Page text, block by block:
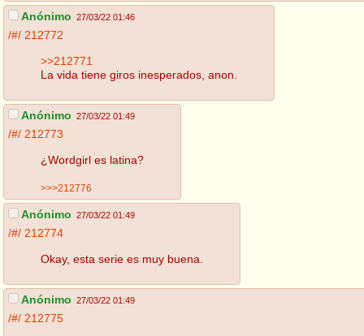
Anónimo 27/03/22 01:46
/#/ 212772
>>212771
La vida tiene giros inesperados, anon.
Anónimo 27/03/22 01:49
/#/ 212773
¿Wordgirl es latina?
>>>212776
Anónimo 27/03/22 01:49
/#/ 212774
Okay, esta serie es muy buena.
Anónimo 27/03/22 01:49
/#/ 212775